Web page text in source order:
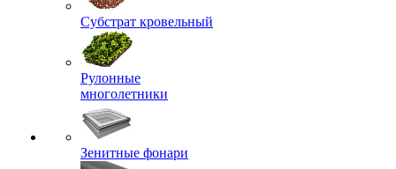
Субстрат кровельный
Рулонные
многолетники
Зенитные фонари